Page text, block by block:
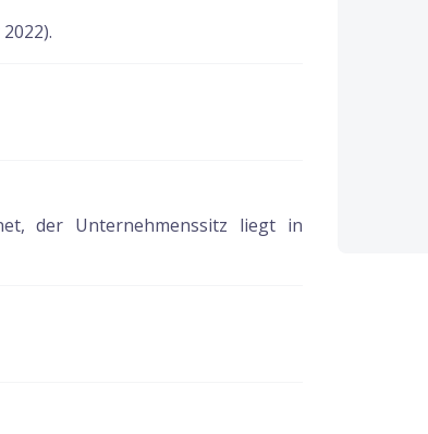
der Unternehmenssitz liegt in